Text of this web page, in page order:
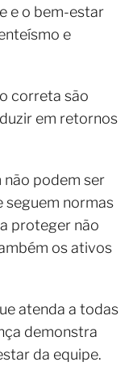
e o bem-estar
e
correta são
em retornos
podem ser
seguem normas
proteger não
os ativos
atenda a todas
demonstra
da equipe.